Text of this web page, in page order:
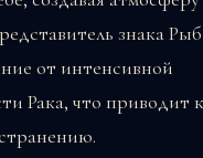
знака
от интенсивной
Рака, что приводит к